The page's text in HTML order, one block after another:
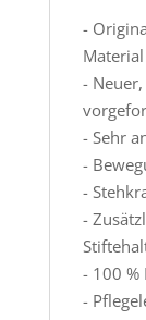
-
Material
-
- Sehr
-
-
-
- 100 %
-